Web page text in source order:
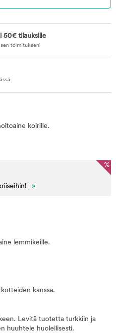
50€ tilauksille
toimituksen!
koirille.
%
»
lemmikeille.
kanssa.
Levitä tuotetta turkkiin ja
huuhtele huolellisesti.